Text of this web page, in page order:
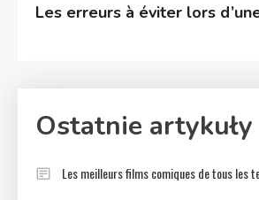
Les erreurs à éviter lors
Ostatnie artykuły
Les meilleurs films comiques de tous les